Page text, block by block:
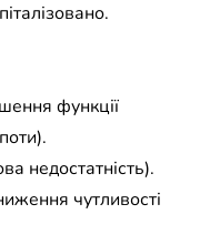
функції
недостатність).
чутливості